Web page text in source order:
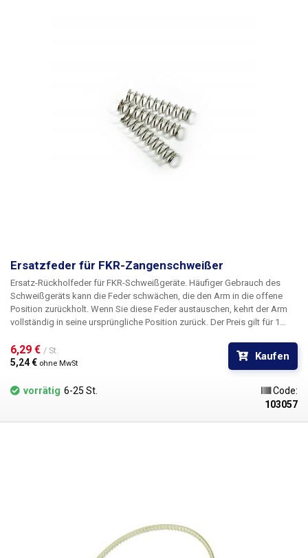
Ersatzfeder für FKR-Zangenschweißer
Ersatz-Rückholfeder für FKR-Schweißgeräte. Häufiger Gebrauch des
Schweißgeräts kann die Feder schwächen, die den Arm in die offene
Position zurückholt. Wenn Sie diese Feder austauschen, kehrt der Arm
vollständig in seine ursprüngliche Position zurück. Der Preis gilt für 1
6,29 € / St.
5,24 € ohne MwSt
Kaufen
vorrätig 6-25 St.
Code:
103057